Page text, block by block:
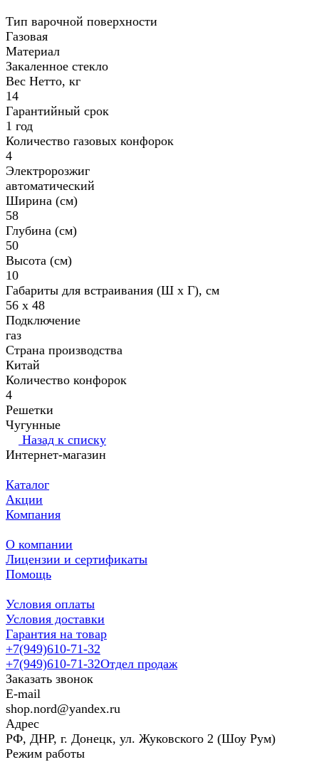
Тип варочной поверхности
Газовая
Материал
Закаленное стекло
Вес Нетто, кг
14
Гарантийный срок
1 год
Количество газовых конфорок
4
Электророзжиг
автоматический
Ширина (см)
58
Глубина (см)
50
Высота (см)
10
Габариты для встраивания (Ш х Г), см
56 х 48
Подключение
газ
Страна производства
Китай
Количество конфорок
4
Решетки
Чугунные
Назад к списку
Интернет-магазин
Каталог
Акции
Компания
О компании
Лицензии и сертификаты
Помощь
Условия оплаты
Условия доставки
Гарантия на товар
+7(949)610-71-32
+7(949)610-71-32Отдел продаж
Заказать звонок
E-mail
shop.nord@yandex.ru
Адрес
РФ, ДНР, г. Донецк, ул. Жуковского 2 (Шоу Рум)
Режим работы